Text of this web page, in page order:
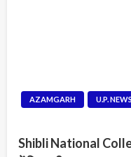
AZAMGARH U.P. NEWS
Shibli National